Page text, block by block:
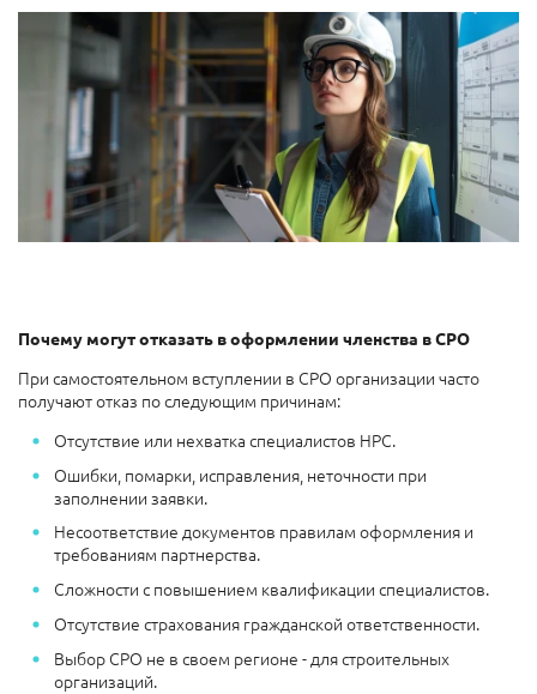
Почему могут отказать в оформлении членства в СРО
При самостоятельном вступлении в СРО организации часто
получают отказ по следующим причинам:
Отсутствие или нехватка специалистов НРС.
Ошибки, помарки, исправления, неточности при
заполнении заявки.
Несоответствие документов правилам оформления и
требованиям партнерства.
Сложности с повышением квалификации специалистов.
Отсутствие страхования гражданской ответственности.
Выбор СРО не в своем регионе - для строительных
организаций.